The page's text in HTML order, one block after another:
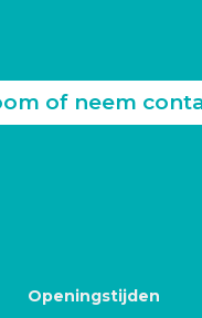
of neem
Openingstijden